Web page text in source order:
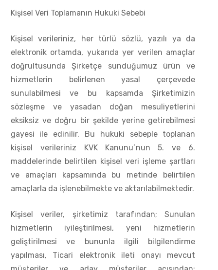
Kişisel Veri Toplamanın Hukuki Sebebi
Kişisel verileriniz, her türlü sözlü, yazılı ya da
elektronik ortamda, yukarıda yer verilen amaçlar
doğrultusunda Şirketçe sunduğumuz ürün ve
hizmetlerin belirlenen yasal çerçevede
sunulabilmesi ve bu kapsamda Şirketimizin
sözleşme ve yasadan doğan mesuliyetlerini
eksiksiz ve doğru bir şekilde yerine getirebilmesi
gayesi ile edinilir. Bu hukuki sebeple toplanan
kişisel verileriniz KVK Kanunu’nun 5. ve 6.
maddelerinde belirtilen kişisel veri işleme şartları
ve amaçları kapsamında bu metinde belirtilen
amaçlarla da işlenebilmekte ve aktarılabilmektedir.
Kişisel veriler, şirketimiz tarafından; Sunulan
hizmetlerin iyileştirilmesi, yeni hizmetlerin
geliştirilmesi ve bununla ilgili bilgilendirme
yapılması, Ticari elektronik ileti onayı mevcut